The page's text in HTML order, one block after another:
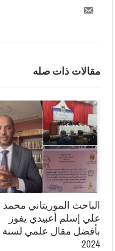
مقالات ذات صله
الباحث الموريتاني محمد
علي إسلم أعبيدي يفوز
بأفضل مقال علمي لسنة
2024